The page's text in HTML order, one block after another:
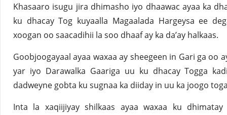
Khasaaro isugu jira dhimasho iyo dhaawac ayaa ka
ku dhacay Tog kuyaalla Magaalada Hargeysa ee
xoogan oo saacadihii la soo dhaaf ay ka da’ay halkaas.
Goobjoogayaal ayaa waxaa ay sheegeen in Gari ga oo
yar iyo Darawalka Gaariga uu ku dhacay Togga
dadweyne gobta ku sugnaa ka diiday in uu ka joogo
Inta la xaqiijiyay shilkaas ayaa waxaa ku